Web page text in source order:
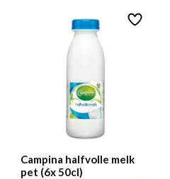
Campina halfvolle melk
pet (6x 50cl)